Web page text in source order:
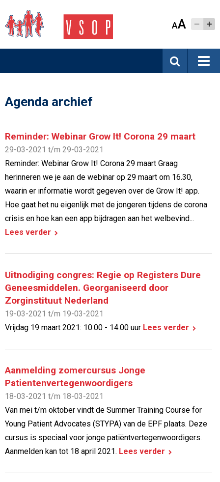
AA
Agenda archief
Reminder: Webinar Grow It! Corona 29 maart
29-03-2021 t/m 29-03-2021
Reminder: Webinar Grow It! Corona 29 maart Graag
herinneren we je aan de webinar op 29 maart om 16.30,
waarin er informatie wordt gegeven over de Grow It! app.
Hoe gaat het nu eigenlijk met de jongeren tijdens de corona
crisis en hoe kan een app bijdragen aan het welbevind...
Lees verder
Uitnodiging congres: Regie op Registers Dure
Geneesmiddelen. Georganiseerd door
Zorginstituut Nederland
19-03-2021 t/m 19-03-2021
Vrijdag 19 maart 2021: 10.00 - 14.00 uur Lees verder
Aanmelding zomercursus Jonge
Patientenvertegenwoordigers
18-03-2021 t/m 18-03-2021
Van mei t/m oktober vindt de Summer Training Course for
Young Patient Advocates (STYPA) van de EPF plaats. Deze
cursus is speciaal voor jonge patiëntvertegenwoordigers.
Aanmelden kan tot 18 april 2021. Lees verder